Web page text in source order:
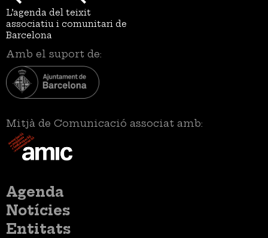
L’agenda del teixit
associatiu i comunitari de
Barcelona
Amb el suport de:
Mitjà de Comunicació associat amb:
Menú
principal
Agenda
Notícies
Entitats